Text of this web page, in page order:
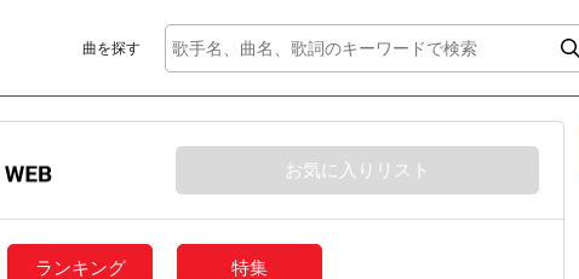
曲を探す
お気に入りリスト
ランキング 特集